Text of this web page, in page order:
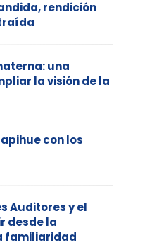
rendición
una
la visión de la
con los
Auditores y el
desde la
familiaridad